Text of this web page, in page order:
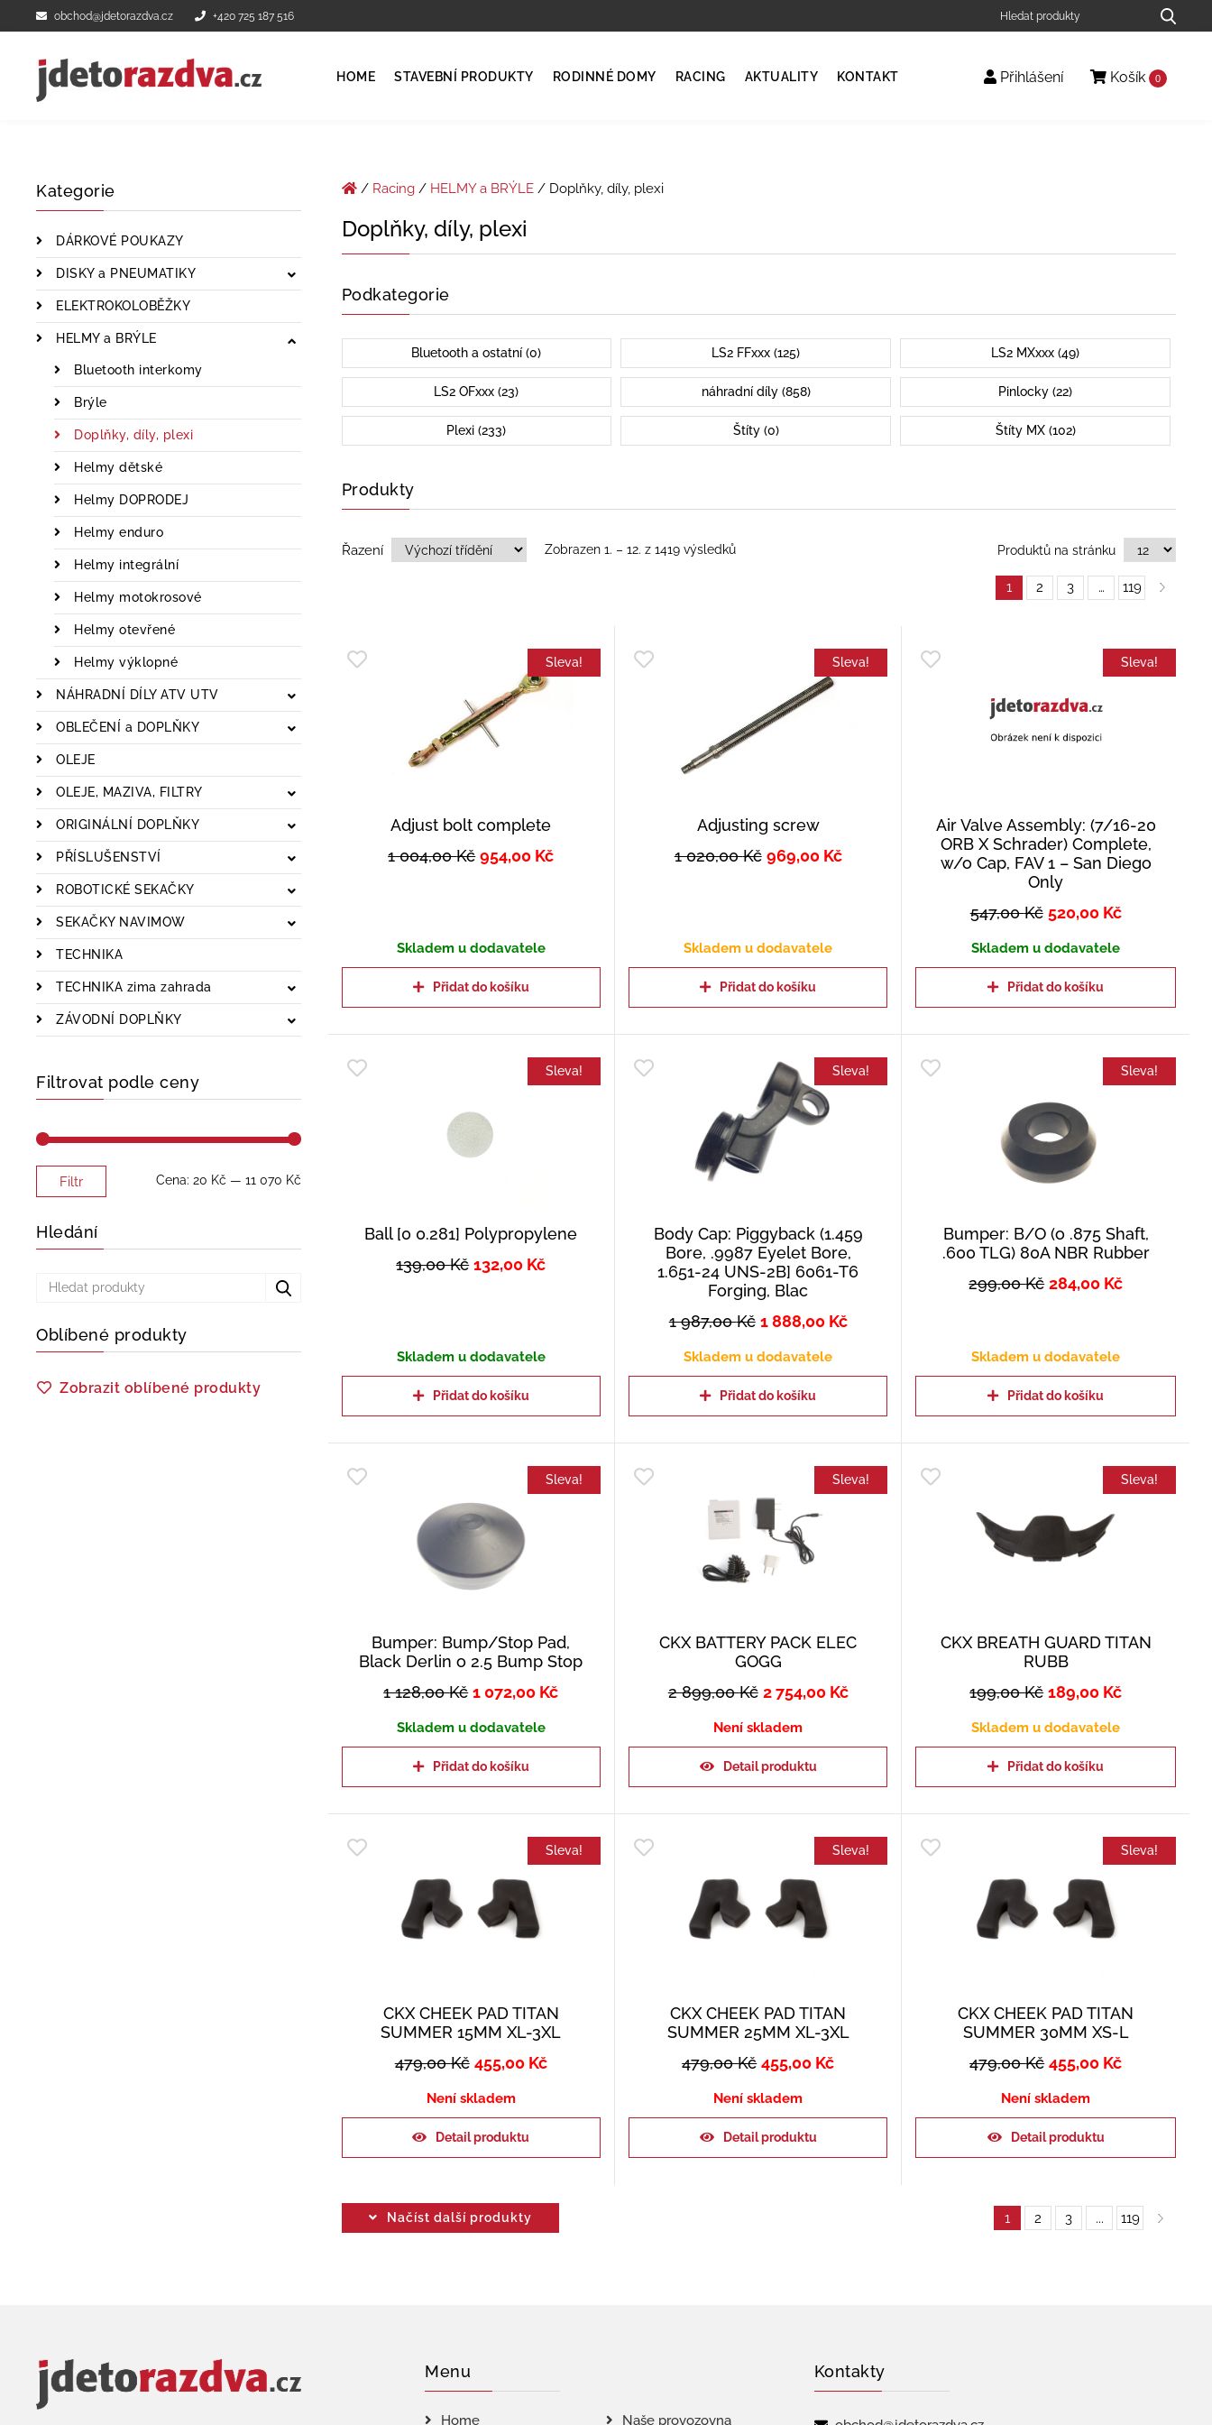
obchod@jdetorazdva.cz +420 725 187 516
HOME STAVEBNÍ PRODUKTY RODINNÉ DOMY RACING AKTUALITY KONTAKT Přihlášení Košík 0
Kategorie
DÁRKOVÉ POUKAZY
DISKY a PNEUMATIKY
ELEKTROKOLOBĚŽKY
HELMY a BRÝLE
Bluetooth interkomy
Brýle
Doplňky, díly, plexi
Helmy dětské
Helmy DOPRODEJ
Helmy enduro
Helmy integrální
Helmy motokrosové
Helmy otevřené
Helmy výklopné
NÁHRADNÍ DÍLY ATV UTV
OBLEČENÍ a DOPLŇKY
OLEJE
OLEJE, MAZIVA, FILTRY
ORIGINÁLNÍ DOPLŇKY
PŘÍSLUŠENSTVÍ
ROBOTICKÉ SEKAČKY
SEKAČKY NAVIMOW
TECHNIKA
TECHNIKA zima zahrada
ZÁVODNÍ DOPLŇKY
Filtrovat podle ceny
Minimální
Maximální
Filtr Cena: 20 Kč — 11 070 Kč
Hledání
Oblíbené produkty
Zobrazit oblíbené produkty
/ Racing/ HELMY a BRÝLE/ Doplňky, díly, plexi
Doplňky, díly, plexi
Podkategorie
Bluetooth a ostatní (0) LS2 FFxxx (125) LS2 MXxxx (49)
LS2 OFxxx (23) náhradní díly (858) Pinlocky (22)
Plexi (233) Štíty (0) Štíty MX (102)
Produkty
Řazení Zobrazen 1. – 12. z 1419 výsledků Produktů na stránku
1 2 3 … 119
Sleva!
Adjust bolt complete
1 004,00Kč 954,00 Kč
Skladem u dodavatele
Přidat do košíku
Sleva!
Adjusting screw
1 020,00Kč 969,00 Kč
Skladem u dodavatele
Přidat do košíku
Sleva!
Air Valve Assembly: (7/16-20
ORB X Schrader) Complete,
w/o Cap, FAV 1 – San Diego
Only
547,00Kč 520,00 Kč
Skladem u dodavatele
Přidat do košíku
Sleva!
Ball [0 0.281] Polypropylene
139,00Kč 132,00 Kč
Skladem u dodavatele
Přidat do košíku
Sleva!
Body Cap: Piggyback (1.459
Bore, .9987 Eyelet Bore,
1.651-24 UNS-2B] 6061-T6
Forging, Blac
1 987,00Kč 1 888,00 Kč
Skladem u dodavatele
Přidat do košíku
Sleva!
Bumper: B/O (o .875 Shaft,
.600 TLG) 80A NBR Rubber
299,00Kč 284,00 Kč
Skladem u dodavatele
Přidat do košíku
Sleva!
Bumper: Bump/Stop Pad,
Black Derlin o 2.5 Bump Stop
1 128,00Kč 1 072,00 Kč
Skladem u dodavatele
Přidat do košíku
Sleva!
CKX BATTERY PACK ELEC
GOGG
2 899,00Kč 2 754,00 Kč
Není skladem
Detail produktu
Sleva!
CKX BREATH GUARD TITAN
RUBB
199,00Kč 189,00 Kč
Skladem u dodavatele
Přidat do košíku
Sleva!
CKX CHEEK PAD TITAN
SUMMER 15MM XL-3XL
479,00Kč 455,00 Kč
Není skladem
Detail produktu
Sleva!
CKX CHEEK PAD TITAN
SUMMER 25MM XL-3XL
479,00Kč 455,00 Kč
Není skladem
Detail produktu
Sleva!
CKX CHEEK PAD TITAN
SUMMER 30MM XS-L
479,00Kč 455,00 Kč
Není skladem
Detail produktu
Načíst další produkty 1 2 3 ... 119
Menu
Home Naše provozovna
Kontakty